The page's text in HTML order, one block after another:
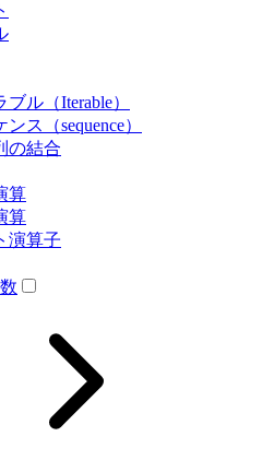
ブル（Iterable）
ンス（sequence）
の結合
算
算
演算子